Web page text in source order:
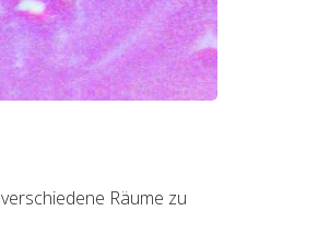
Räume zu